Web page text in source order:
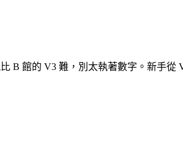
B 館的 V3 難，別太執著數字。新手從